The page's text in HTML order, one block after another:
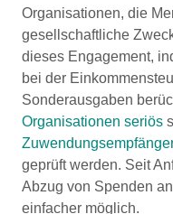
Organisationen, die
gesellschaftliche
dieses Engagement,
bei der
Sonderausgaben
Organisationen seriös
geprüft werden. Seit
Abzug von Spenden
einfacher möglich.